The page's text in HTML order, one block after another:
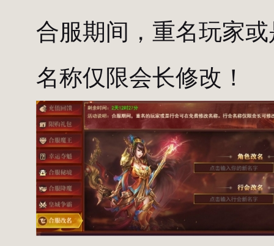
合服期间，重名玩家
名称仅限会长修改！